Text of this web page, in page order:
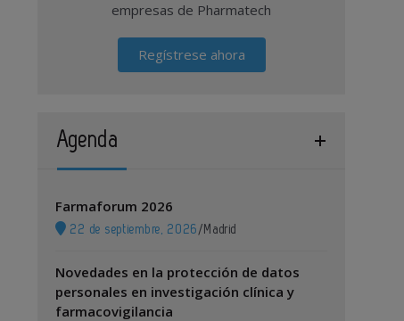
empresas de Pharmatech
Regístrese ahora
Agenda
Farmaforum 2026
22 de septiembre, 2026 / Madrid
Novedades en la protección de datos
personales en investigación clínica y
farmacovigilancia